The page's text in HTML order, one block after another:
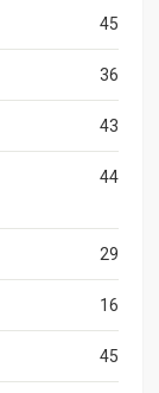
45
36
43
44
29
16
45